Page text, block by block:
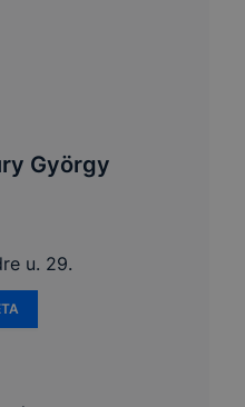
György
u. 29.